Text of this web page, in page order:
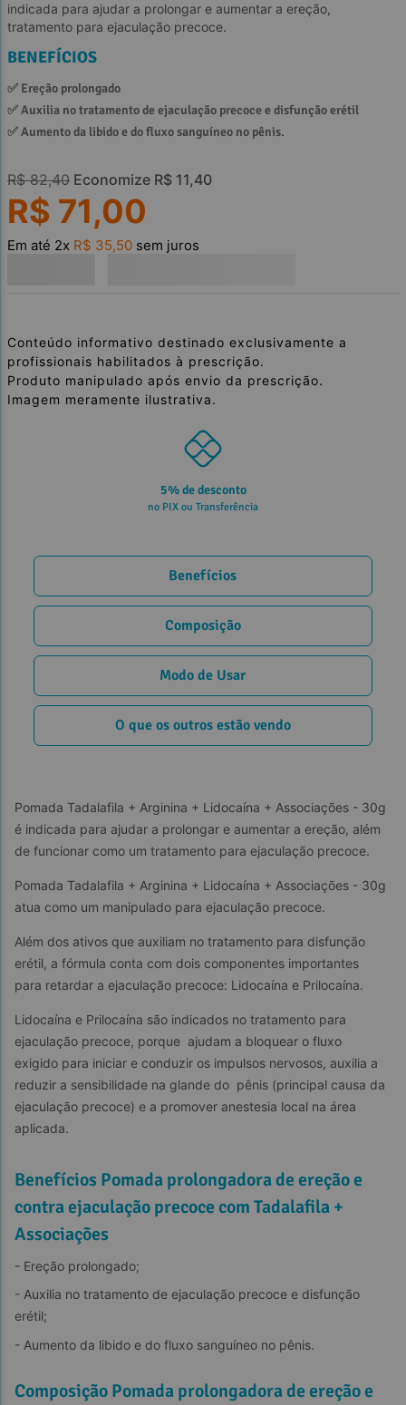
indicada para ajudar a prolongar e aumentar a ereção,
tratamento para ejaculação precoce.
BENEFÍCIOS
✅ Ereção prolongado
✅ Auxilia no tratamento de ejaculação precoce e disfunção erétil
✅ Aumento da libido e do fluxo sanguíneo no pênis.
R$ 82,40 Economize R$ 11,40
R$ 71,00
Em até 2x R$ 35,50 sem juros
Conteúdo informativo destinado exclusivamente a
profissionais habilitados à prescrição.
Produto manipulado após envio da prescrição.
Imagem meramente ilustrativa.
5% de desconto
no PIX ou Transferência
Benefícios
Composição
Modo de Usar
O que os outros estão vendo
Pomada Tadalafila + Arginina + Lidocaína + Associações - 30g
é indicada para ajudar a prolongar e aumentar a ereção, além
de funcionar como um tratamento para ejaculação precoce.
Pomada Tadalafila + Arginina + Lidocaína + Associações - 30g
atua como um manipulado para ejaculação precoce.
Além dos ativos que auxiliam no tratamento para disfunção
erétil, a fórmula conta com dois componentes importantes
para retardar a ejaculação precoce: Lidocaína e Prilocaína.
Lidocaína e Prilocaína são indicados no tratamento para
ejaculação precoce, porque  ajudam a bloquear o fluxo
exigido para iniciar e conduzir os impulsos nervosos, auxilia a
reduzir a sensibilidade na glande do  pênis (principal causa da
ejaculação precoce) e a promover anestesia local na área
aplicada.
Benefícios Pomada prolongadora de ereção e
contra ejaculação precoce com Tadalafila +
Associações
- Ereção prolongado;
- Auxilia no tratamento de ejaculação precoce e disfunção
erétil;
- Aumento da libido e do fluxo sanguíneo no pênis.
Composição Pomada prolongadora de ereção e